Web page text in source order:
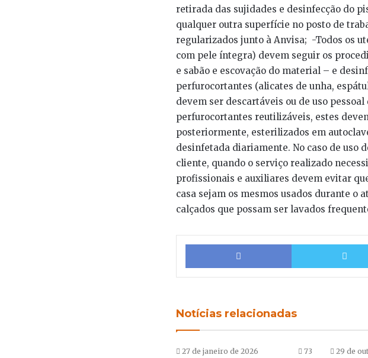
retirada das sujidades e desinfecção do
qualquer outra superfície no posto de
regularizados junto à Anvisa; -Todos os
com pele íntegra) devem seguir os
e sabão e escovação do material – e
perfurocortantes (alicates de unha,
devem ser descartáveis ou de uso
perfurocortantes reutilizáveis, estes
posteriormente, esterilizados em
desinfetada diariamente. No caso de uso
cliente, quando o serviço realizado
profissionais e auxiliares devem evitar
casa sejam os mesmos usados durante o
calçados que possam ser lavados
Facebook
Notícias relacionadas
27 de janeiro de 2026 73 29 de